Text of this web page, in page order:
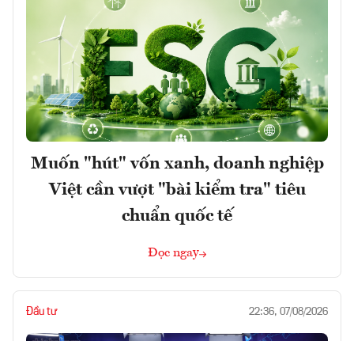
Muốn "hút" vốn xanh, doanh nghiệp
Việt cần vượt "bài kiểm tra" tiêu
chuẩn quốc tế
Đọc ngay
Đầu tư 22:36, 07/08/2026